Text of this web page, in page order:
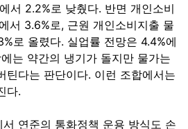
서 2.2%로 낮췄다. 반면 개인소비
서 3.6%로, 근원 개인소비지출 물
로 올렸다. 실업률 전망은 4.4%에
는 약간의 냉기가 돌지만 물가는
틴다는 판단이다. 이런 조합에서는
다.
연준의 통화정책 운용 방식도 손